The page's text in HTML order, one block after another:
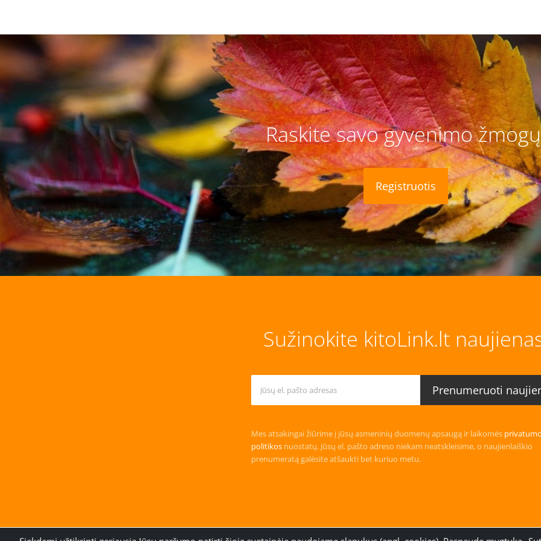
Raskite savo gyvenimo
Registruotis
Sužinokite kitoLink.lt
Mes atsakingai žiūrime į jūsų asmeninių duomenų apsaugą ir laikomės
politikosnuostatų. Jūsų el. pašto adreso niekam neatskleisime, o naujienlaiškio
prenumeratą galėsite atšaukti bet kuriuo metu.